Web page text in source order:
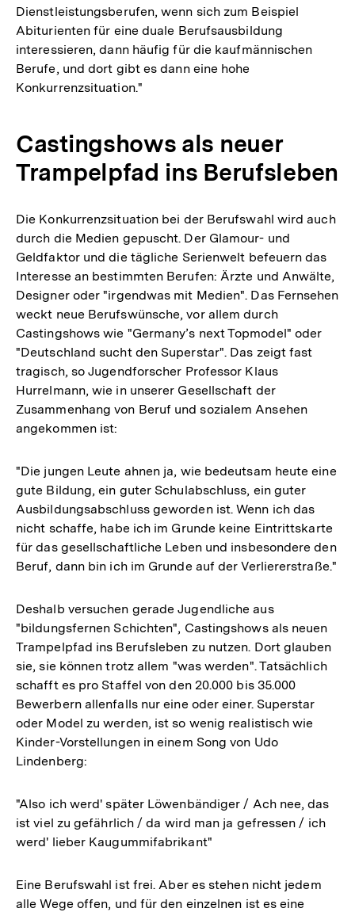
Dienstleistungsberufen, wenn sich zum Beispiel
Abiturienten für eine duale Berufsausbildung
interessieren, dann häufig für die kaufmännischen
Berufe, und dort gibt es dann eine hohe
Konkurrenzsituation."
Castingshows als neuer
Trampelpfad ins Berufsleben
Die Konkurrenzsituation bei der Berufswahl wird auch
durch die Medien gepuscht. Der Glamour- und
Geldfaktor und die tägliche Serienwelt befeuern das
Interesse an bestimmten Berufen: Ärzte und Anwälte,
Designer oder "irgendwas mit Medien". Das Fernsehen
weckt neue Berufswünsche, vor allem durch
Castingshows wie "Germany’s next Topmodel" oder
"Deutschland sucht den Superstar". Das zeigt fast
tragisch, so Jugendforscher Professor Klaus
Hurrelmann, wie in unserer Gesellschaft der
Zusammenhang von Beruf und sozialem Ansehen
angekommen ist:
"Die jungen Leute ahnen ja, wie bedeutsam heute eine
gute Bildung, ein guter Schulabschluss, ein guter
Ausbildungsabschluss geworden ist. Wenn ich das
nicht schaffe, habe ich im Grunde keine Eintrittskarte
für das gesellschaftliche Leben und insbesondere den
Beruf, dann bin ich im Grunde auf der Verliererstraße."
Deshalb versuchen gerade Jugendliche aus
"bildungsfernen Schichten", Castingshows als neuen
Trampelpfad ins Berufsleben zu nutzen. Dort glauben
sie, sie können trotz allem "was werden". Tatsächlich
schafft es pro Staffel von den 20.000 bis 35.000
Bewerbern allenfalls nur eine oder einer. Superstar
oder Model zu werden, ist so wenig realistisch wie
Kinder-Vorstellungen in einem Song von Udo
Lindenberg:
"Also ich werd' später Löwenbändiger / Ach nee, das
ist viel zu gefährlich / da wird man ja gefressen / ich
werd' lieber Kaugummifabrikant"
Eine Berufswahl ist frei. Aber es stehen nicht jedem
alle Wege offen, und für den einzelnen ist es eine